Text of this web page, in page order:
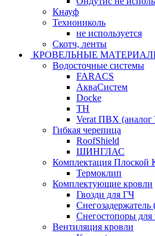
Кнауф
Технониколь
не используется
Скотч, ленты
КРОВЕЛЬНЫЕ
Водосточные системы
FARACS
АкваСистем
Docke
ТН
Verat ПВХ
Гибкая черепица
RoofShield
ШИНГЛАС
Комплектация Плоской
Термоклип
Комплектующие кровли
Гвозди для ГЧ
Снегозадержатель
Снегостопоры для
Вентиляция кровли